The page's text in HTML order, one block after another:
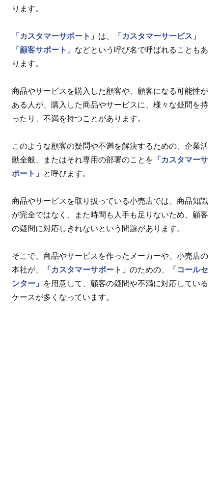
ります。
「カスタマーサポート」 は、
「カスタマーサービス」
「顧客サポート」 などという呼び名で呼ばれることもあ
ります。
商品やサービスを購入した顧客や、顧客になる可能性が
ある人が、購入した商品やサービスに、様々な疑問を持
ったり、不満を持つことがあります。
このような顧客の疑問や不満を解決するための、企業活
動全般、またはそれ専用の部署のことを 「カスタマーサ
ポート」
と呼びます。
商品やサービスを取り扱っている小売店では、商品知識
が完全ではなく、また時間も人手も足りないため、顧客
の疑問に対応しきれないという問題があります。
そこで、商品やサービスを作ったメーカーや、小売店の
本社が、
「カスタマーサポート」 のための、
「コールセ
ンター」
を用意して、顧客の疑問や不満に対応している
ケースが多くなっています。